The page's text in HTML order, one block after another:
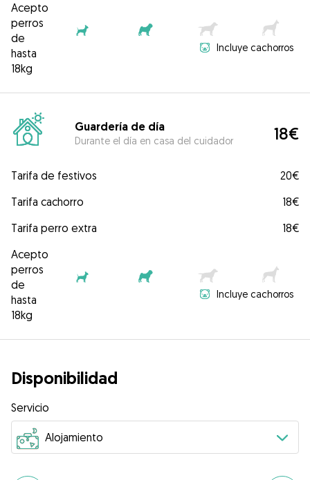
Acepto
perros
de
hasta
18kg
Incluye cachorros
Guardería de día
Durante el día en casa del cuidador 18€
Tarifa de festivos
20€
Tarifa cachorro
18€
Tarifa perro extra
18€
Acepto
perros
de
hasta
18kg
Incluye cachorros
Disponibilidad
Servicio